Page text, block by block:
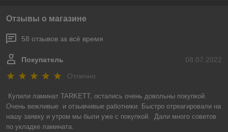
Отзывы о магазине
58 отзывов за всё время
08.07.2022
Покупатель
Отлично
Купили ламинат TARKETT, остались очень довольны покупкой.
Очень вежливые  и отзывчивые работники. Быстро отреагировали на
нашу заявку и утром мы были уже с покупкой.  Дали много советов
по укладке ламината.